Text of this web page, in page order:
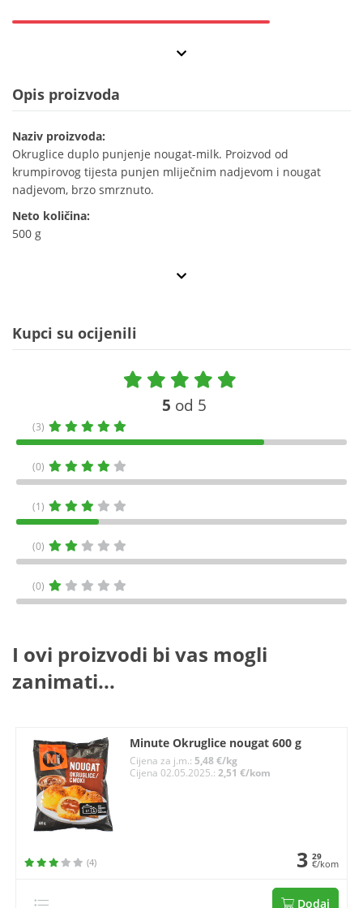
Opis proizvoda
Naziv proizvoda:
Okruglice duplo punjenje nougat-milk. Proizvod od
krumpirovog tijesta punjen mliječnim nadjevom i nougat
nadjevom, brzo smrznuto.
Neto količina:
500 g
Kupci su ocijenili
5 od 5
(3)
(0)
(1)
(0)
(0)
I ovi proizvodi bi vas mogli
zanimati...
Minute Okruglice nougat 600 g
Cijena za j.m.:5,48 €/kg
Cijena 02.05.2025.:2,51 €/kom
(4) 3 29
€/kom
Dodaj